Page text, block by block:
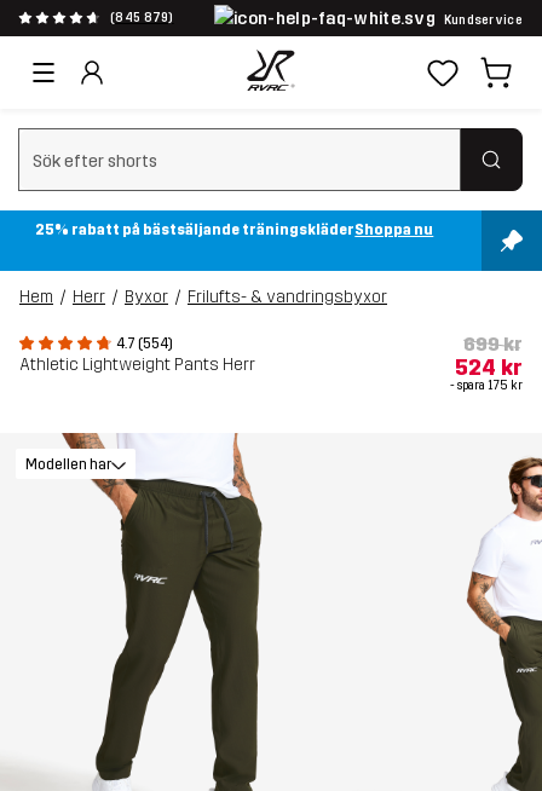
(845 879) Kundservice
Rensa sök
25% rabatt på bästsäljande träningskläderShoppa nu
Hem Herr Byxor Frilufts- & vandringsbyxor
4.7 (554)
Athletic Lightweight Pants Herr
699 kr
524 kr
- spara 175 kr
Modellen har